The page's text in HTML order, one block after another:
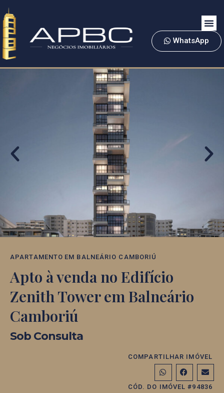
WhatsApp
APARTAMENTO EM BALNEÁRIO CAMBORIÚ
Apto à venda no Edifício
Zenith Tower em Balneário
Camboriú
Sob Consulta
COMPARTILHAR IMÓVEL
CÓD. DO IMÓVEL #94836